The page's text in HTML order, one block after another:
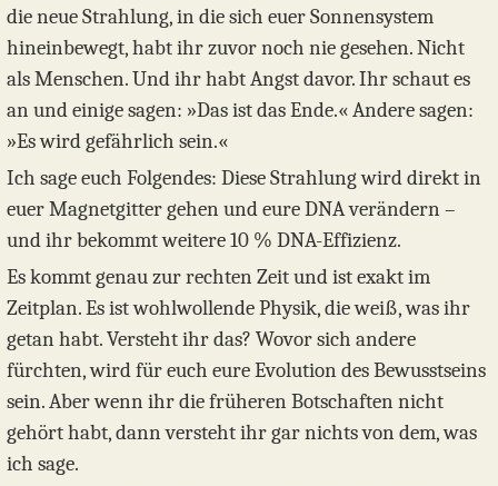
die neue Strahlung, in die sich euer Sonnensystem
hineinbewegt, habt ihr zuvor noch nie gesehen. Nicht
als Menschen. Und ihr habt Angst davor. Ihr schaut es
an und einige sagen: »Das ist das Ende.« Andere sagen:
»Es wird gefährlich sein.«
Ich sage euch Folgendes: Diese Strahlung wird direkt in
euer Magnetgitter gehen und eure DNA verändern –
und ihr bekommt weitere 10 % DNA-Effizienz.
Es kommt genau zur rechten Zeit und ist exakt im
Zeitplan. Es ist wohlwollende Physik, die weiß, was ihr
getan habt. Versteht ihr das? Wovor sich andere
fürchten, wird für euch eure Evolution des Bewusstseins
sein. Aber wenn ihr die früheren Botschaften nicht
gehört habt, dann versteht ihr gar nichts von dem, was
ich sage.